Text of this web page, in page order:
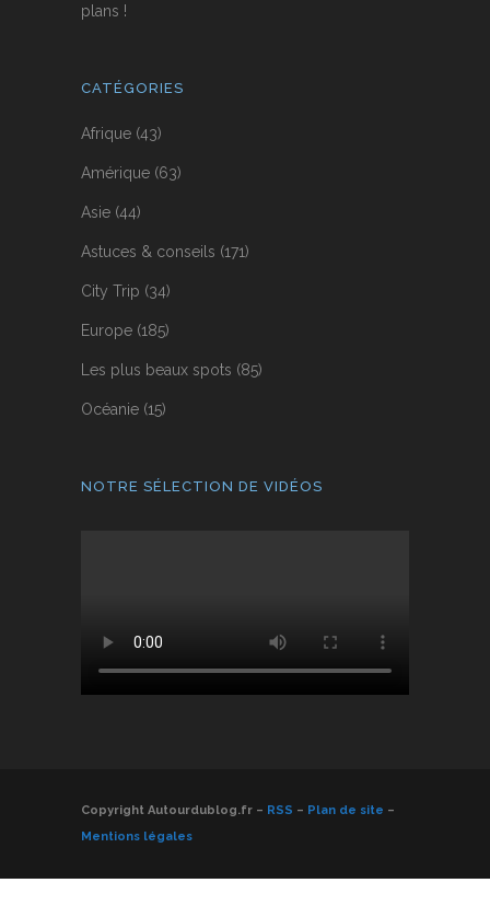
plans !
CATÉGORIES
Afrique (43)
Amérique (63)
Asie (44)
Astuces & conseils (171)
City Trip (34)
Europe (185)
Les plus beaux spots (85)
Océanie (15)
NOTRE SÉLECTION DE VIDÉOS
Copyright Autourdublog.fr – RSS – Plan de site –
Mentions légales